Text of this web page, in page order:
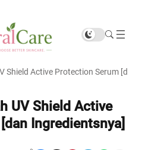
Shield Active Protection Serum [dan
UV Shield Active
Ingredientsnya]